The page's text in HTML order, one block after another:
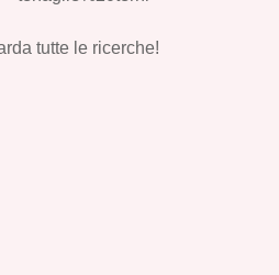
tutte le ricerche!